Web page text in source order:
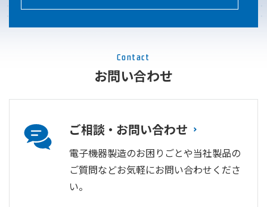
Contact
お問い合わせ
ご相談・お問い合わせ
電子機器製造のお困りごとや当社製品の
ご質問などお気軽にお問い合わせくださ
い。